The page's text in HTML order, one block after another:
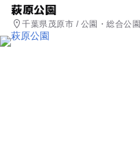
萩原公園
千葉県茂原市 / 公園・総合公園